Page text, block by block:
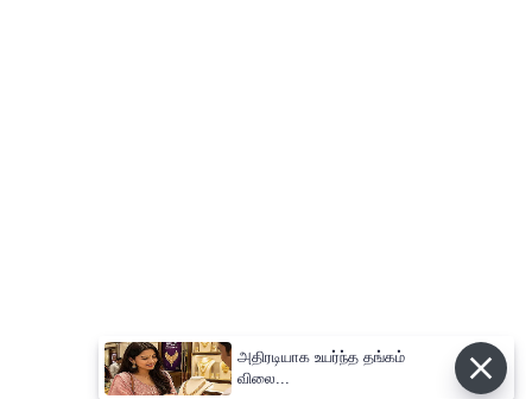
அதிரடியாக உயர்ந்த தங்கம்
விலை...